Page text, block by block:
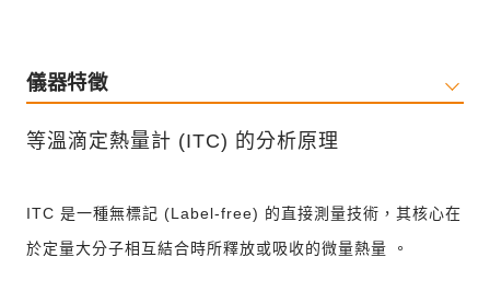
儀器特徵
等溫滴定熱量計 (ITC) 的分析原理
ITC 是一種無標記 (Label-free) 的直接測量技術，其核心在
於定量大分子相互結合時所釋放或吸收的微量熱量 。